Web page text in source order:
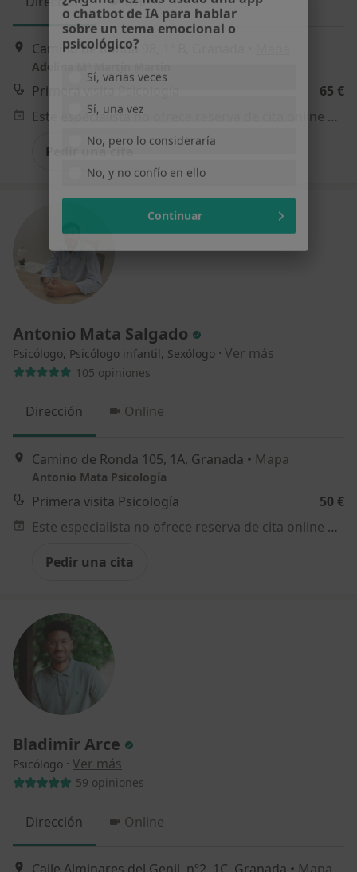
Camino de Ronda 98, 1º B, Granada
Adelina Mª Martín Martín
Primera visita Psicología
65 €
Este especialista no ofrece reserva de cita online en esta dirección.
Pedir una cita
Antonio Mata Salgado
Psicólogo, Psicólogo infantil, Sexólogo · Ver más
105 opiniones
Dirección Online
Camino de Ronda 105, 1A, Granada • Mapa
Antonio Mata Psicología
Primera visita Psicología
50 €
Este especialista no ofrece reserva de cita online en esta dirección.
Pedir una cita
Bladimir Arce
Psicólogo · Ver más
59 opiniones
Dirección Online
sobre un tema emocional o
psicológico?
Continuar